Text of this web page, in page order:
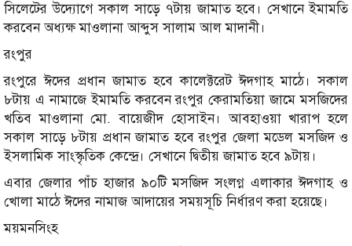
সিলেটের উদ্যোগে সকাল সাড়ে ৭টায় জামাত হবে। সেখানে ইমামতি
করবেন অধ্যক্ষ মাওলানা আব্দুস সালাম আল মাদানী।
রংপুর
রংপুরে ঈদের প্রধান জামাত হবে কালেক্টরেট ঈদগাহ মাঠে। সকাল
৮টায় এ নামাজে ইমামতি করবেন রংপুর কেরামতিয়া জামে মসজিদের
খতিব মাওলানা মো. বায়েজীদ হোসাইন। আবহাওয়া খারাপ হলে
সকাল সাড়ে ৮টায় প্রধান জামাত হবে রংপুর জেলা মডেল মসজিদ ও
ইসলামিক সাংস্কৃতিক কেন্দ্রে। সেখানে দ্বিতীয় জামাত হবে ৯টায়।
এবার জেলার পাঁচ হাজার ৯০টি মসজিদ সংলগ্ন এলাকার ঈদগাহ ও
খোলা মাঠে ঈদের নামাজ আদায়ের সময়সূচি নির্ধারণ করা হয়েছে।
ময়মনসিংহ